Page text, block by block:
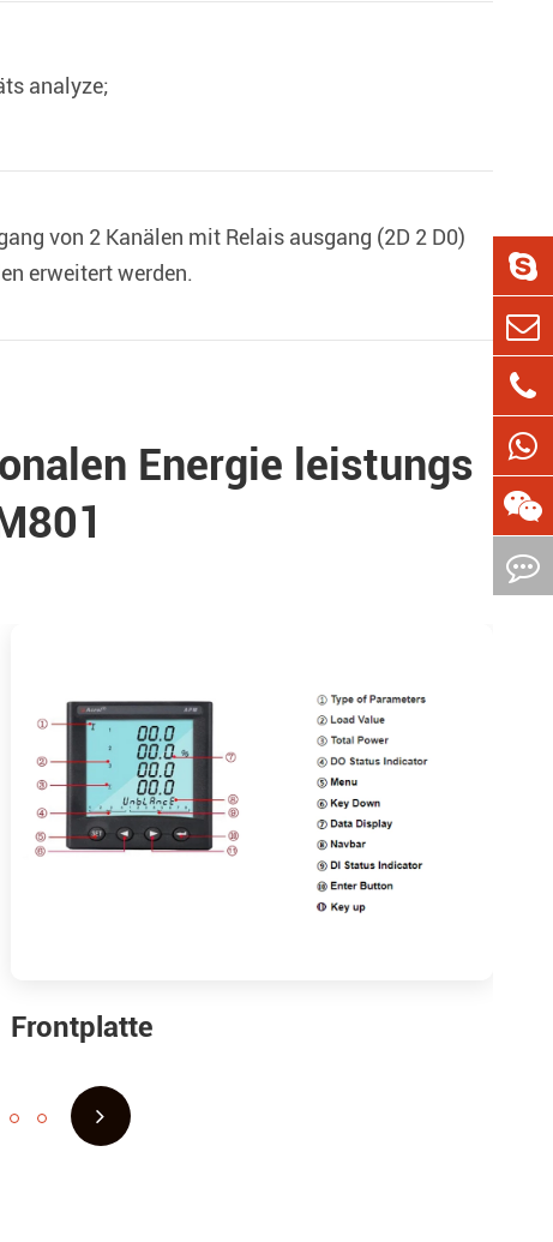
analyze;
von 2 Kanälen mit Relais ausgang (2D 2 D0)
erweitert werden.
Energie leistungs
Frontplatte